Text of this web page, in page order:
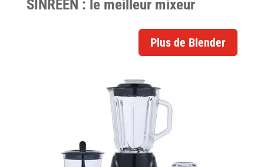
SINREEN : le meilleur mixeur
Plus de Blender